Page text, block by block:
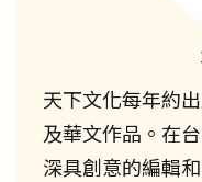
天下文化每年約
及華文作品。在
深具創意的編輯